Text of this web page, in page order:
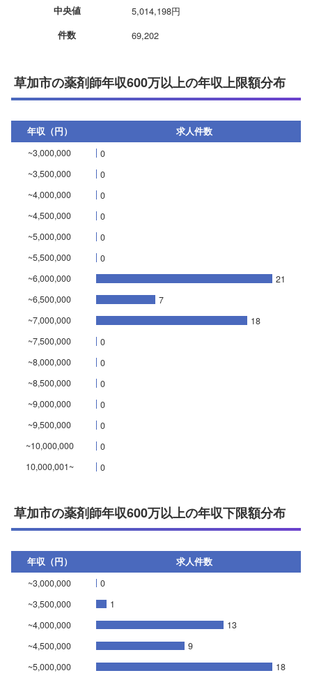
中央値 5,014,198円
件数 69,202
草加市の薬剤師年収600万以上の年収上限額分布
年収（円）
求人件数
~3,000,000
0
~3,500,000
0
~4,000,000
0
~4,500,000
0
~5,000,000
0
~5,500,000
0
~6,000,000
21
~6,500,000
7
~7,000,000
18
~7,500,000
0
~8,000,000
0
~8,500,000
0
~9,000,000
0
~9,500,000
0
~10,000,000
0
10,000,001~
0
草加市の薬剤師年収600万以上の年収下限額分布
年収（円）
求人件数
~3,000,000
0
~3,500,000
1
~4,000,000
13
~4,500,000
9
~5,000,000
18